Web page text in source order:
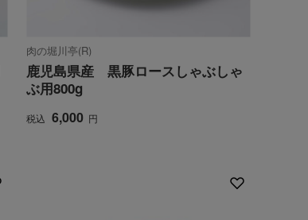
肉の堀川亭(R)
鹿児島県産 黒豚ロースしゃぶしゃ
ぶ用800g
税込 6,000 円